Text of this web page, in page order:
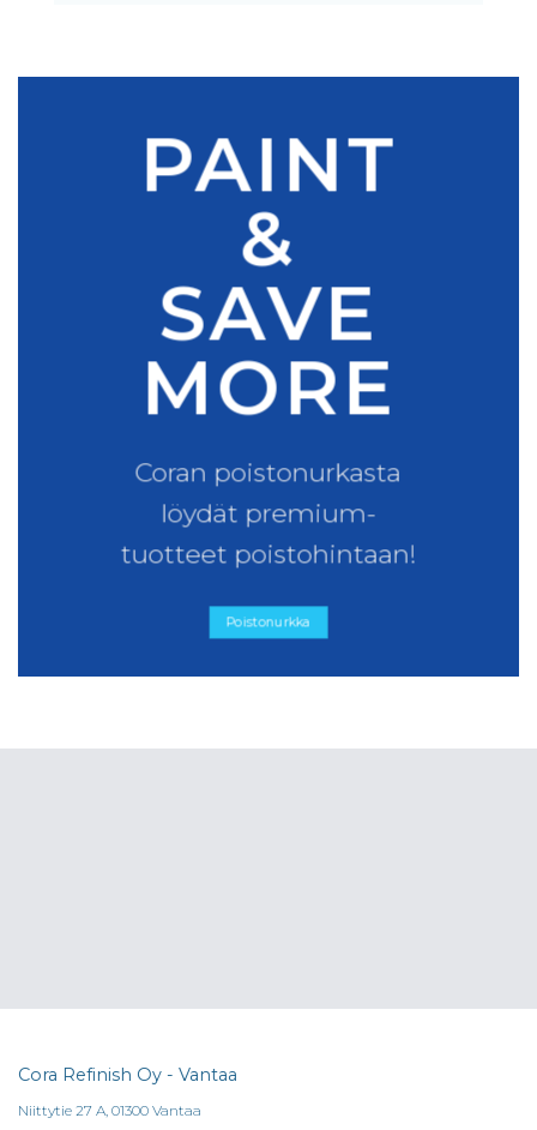
PAINT
&
SAVE
MORE
Coran poistonurkasta
löydät premium-
tuotteet poistohintaan!
Poistonurkka
Cora Refinish Oy - Vantaa
Niittytie 27 A, 01300 Vantaa